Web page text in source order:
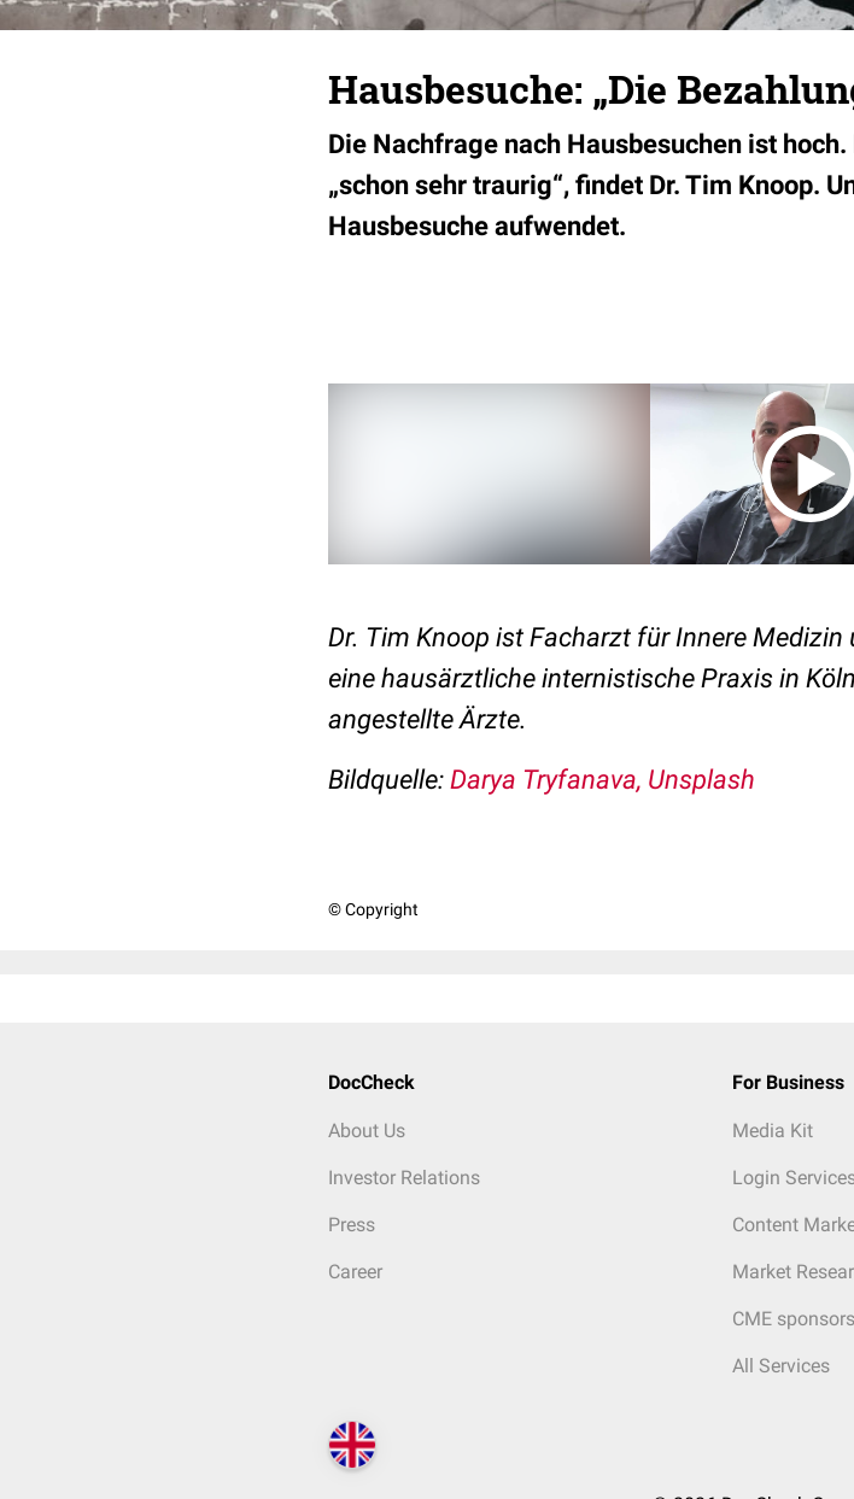
Hausbesuche: „Die
Die Nachfrage nach Hausbesuchen ist
„schon sehr traurig“, findet Dr. Tim Knoop.
Hausbesuche aufwendet.
Dr. Tim Knoop ist Facharzt für Innere
eine hausärztliche internistische Praxis in
angestellte Ärzte.
Bildquelle: Darya Tryfanava, Unsplash
© Copyright
DocCheck
About Us
Investor Relations
Press
Career
For Business
Media Kit
Login
Content
Market
CME
All Services